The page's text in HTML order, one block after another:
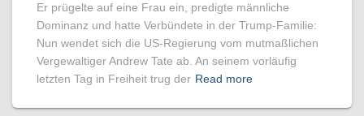
Er prügelte auf eine Frau ein, predigte männliche
Dominanz und hatte Verbündete in der Trump-Familie:
Nun wendet sich die US-Regierung vom mutmaßlichen
Vergewaltiger Andrew Tate ab. An seinem vorläufig
letzten Tag in Freiheit trug der Read more